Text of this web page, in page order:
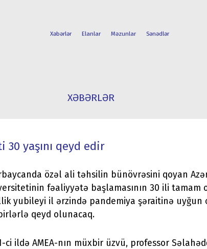
Xəbərlər Elanlar Məzunlar Sənədlər
XƏBƏRLƏR
yaşını qeyd edir
özəl ali təhsilin bünövrəsini qoyan
fəaliyyətə başlamasının 30 ili tamam
yubileyi il ərzində pandemiya şəraitinə uyğun
qeyd olunacaq.
ci ildə AMEA-nın müxbir üzvü, professor